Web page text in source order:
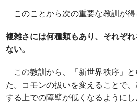
このことから次の重要な教訓が得
複雑さには何種類もあり、それぞ
ない。
この教訓から、「新世界秩序」
た。コモンの扱いを変えることで
する上での障壁が低くなるようにし